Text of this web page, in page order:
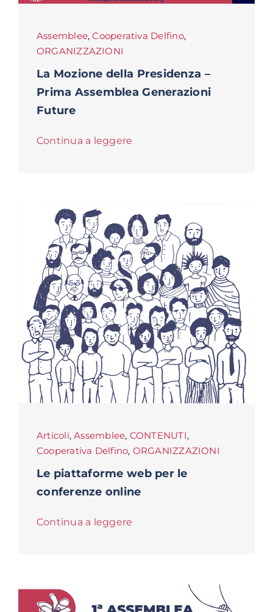
Assemblee,Cooperativa Delfino,
ORGANIZZAZIONI
La Mozione della Presidenza –
Prima Assemblea Generazioni
Future
Continua a leggere
Articoli,Assemblee, CONTENUTI,
Cooperativa Delfino, ORGANIZZAZIONI
Le piattaforme web per le
conferenze online
Continua a leggere